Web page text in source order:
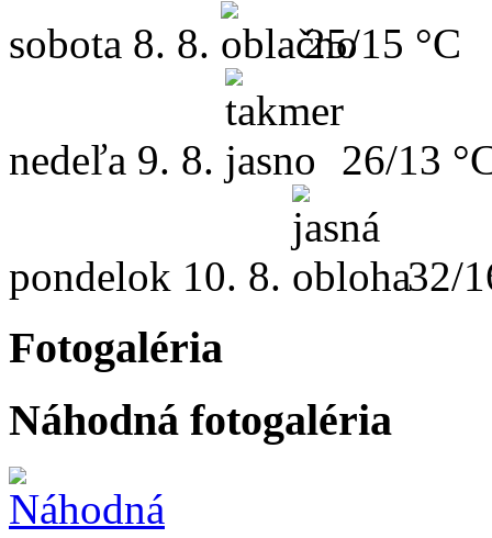
sobota 8. 8. 25/15 °C
nedeľa 9. 8. 26/13
pondelok 10. 8. 32/
Fotogaléria
Náhodná fotogaléria